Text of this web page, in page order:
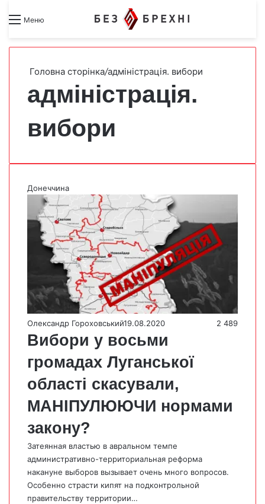
Меню Search forSwitch skin
Головна сторінка/адміністрація. вибори
адміністрація.
вибори
Донеччина
Олександр Гороховський19.08.2020 2 489
Вибори у восьми
громадах Луганської
області скасували,
МАНІПУЛЮЮЧИ нормами
закону?
Затеянная властью в авральном темпе
административно-территориальная реформа
накануне выборов вызывает очень много вопросов.
Особенно страсти кипят на подконтрольной
правительству территории…